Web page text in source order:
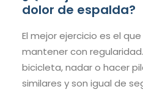
dolor de espalda?
El mejor ejercicio es el
mantener con
bicicleta, nadar o hacer
similares y son igual de